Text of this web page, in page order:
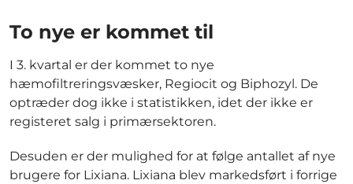
To nye er kommet til
I 3. kvartal er der kommet to nye
hæmofiltreringsvæsker, Regiocit og Biphozyl. De
optræder dog ikke i statistikken, idet der ikke er
registeret salg i primærsektoren.
Desuden er der mulighed for at følge antallet af nye
brugere for Lixiana. Lixiana blev markedsført i forrige